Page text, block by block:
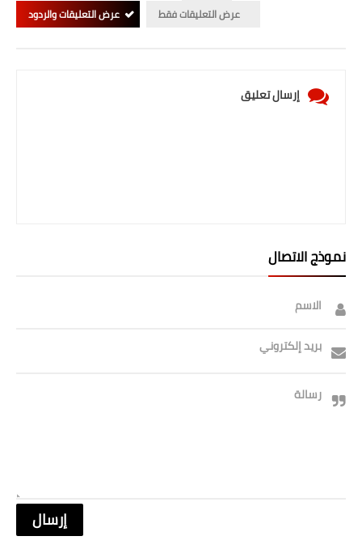
الطقس
عرض التعليقات فقط
عرض التعليقات والردود
إرسال تعليق
نموذج الاتصال
الاسم
بريد إلكتروني
رسالة